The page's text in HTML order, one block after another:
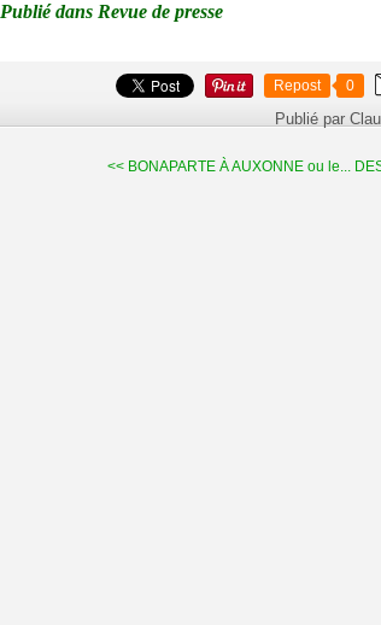
Publié dans Revue de presse
Repost 0
Publié par
<< BONAPARTE À AUXONNE ou le...